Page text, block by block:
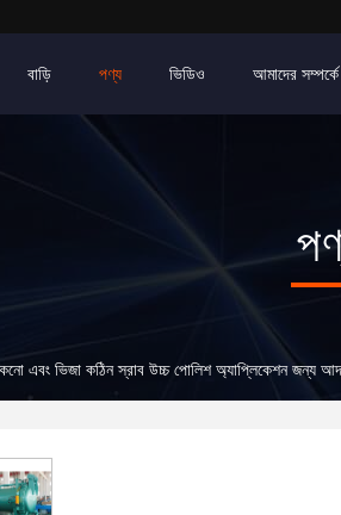
বাড়ি পণ্য ভিডিও আমাদের সম্পর্কে
এবং ভিজা কঠিন স্রাব উচ্চ পোলিশ অ্যাপ্লিকেশন জন্য